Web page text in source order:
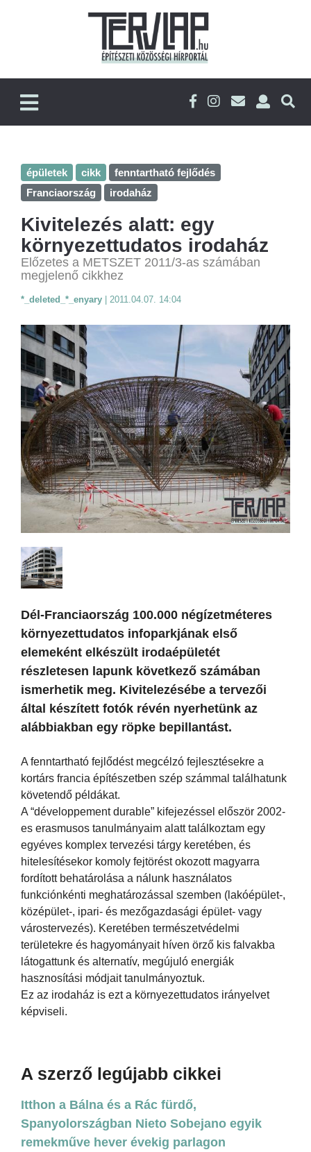
épületek cikk
fenntartható fejlődés
Franciaország
irodaház
Kivitelezés alatt: egy
környezettudatos irodaház
Előzetes a METSZET 2011/3-as számában
megjelenő cikkhez
*_deleted_*_enyary 2011.04.07. 14:04
Dél-Franciaország 100.000 négízetméteres
környezettudatos infoparkjának első
elemeként elkészült irodaépületét
részletesen lapunk következő számában
ismerhetik meg. Kivitelezésébe a tervezői
által készített fotók révén nyerhetünk az
alábbiakban egy röpke bepillantást.
A fenntartható fejlődést megcélzó fejlesztésekre a
kortárs francia építészetben szép számmal találhatunk
követendő példákat.
A “développement durable” kifejezéssel először 2002-
es erasmusos tanulmányaim alatt találkoztam egy
egyéves komplex tervezési tárgy keretében, és
hitelesítésekor komoly fejtörést okozott magyarra
fordított behatárolása a nálunk használatos
funkciónkénti meghatározással szemben (lakóépület-,
középület-, ipari- és mezőgazdasági épület- vagy
várostervezés). Keretében természetvédelmi
területekre és hagyományait híven örző kis falvakba
látogattunk és alternatív, megújuló energiák
hasznosítási módjait tanulmányoztuk.
Ez az irodaház is ezt a környezettudatos irányelvet
képviseli.
A szerző legújabb cikkei
Itthon a Bálna és a Rác fürdő,
Spanyolországban Nieto Sobejano egyik
remekműve hever évekig parlagon